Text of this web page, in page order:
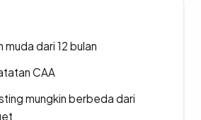
muda dari 12 bulan
CAA
mungkin berbeda dari